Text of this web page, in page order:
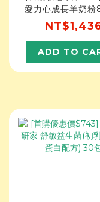
愛力心成長羊奶
(1-3歲)
ADD TO